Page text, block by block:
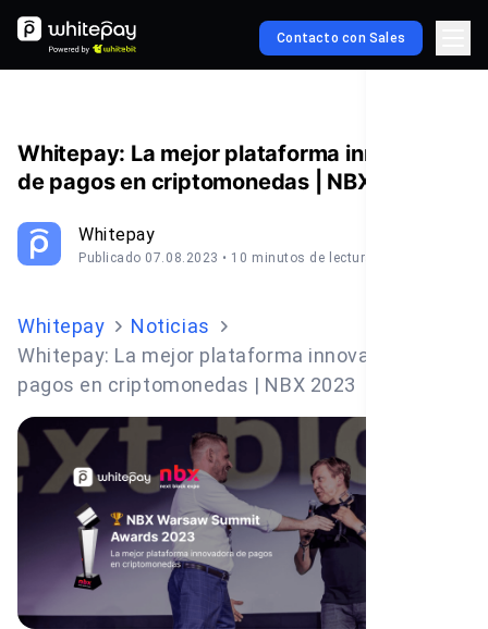
Contacto con Sales
Whitepay: La mejor plataforma innovadora
de pagos en criptomonedas | NBX 2023
Whitepay
Publicado 07.08.2023 • 10 minutos de lectura
Whitepay
Noticias
Whitepay: La mejor plataforma innovadora de
pagos en criptomonedas | NBX 2023